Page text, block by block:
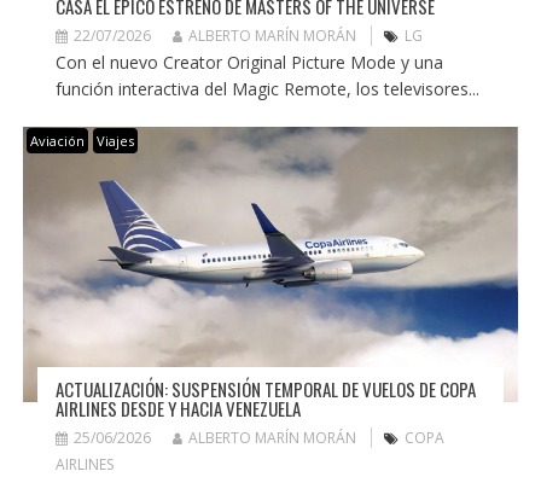
CASA EL ÉPICO ESTRENO DE MASTERS OF THE UNIVERSE
22/07/2026 ALBERTO MARÍN MORÁN LG
Con el nuevo Creator Original Picture Mode y una
función interactiva del Magic Remote, los televisores...
Aviación Viajes
ACTUALIZACIÓN: SUSPENSIÓN TEMPORAL DE VUELOS DE COPA
AIRLINES DESDE Y HACIA VENEZUELA
25/06/2026 ALBERTO MARÍN MORÁN
COPA
AIRLINES